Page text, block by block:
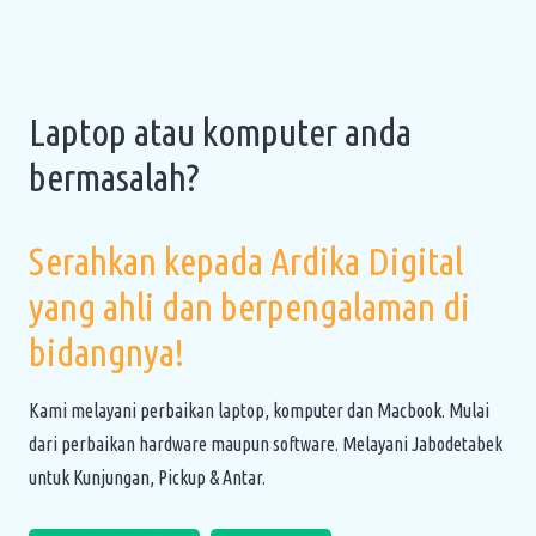
Laptop atau komputer anda
bermasalah?
Serahkan kepada Ardika Digital
yang ahli dan berpengalaman di
bidangnya!
Kami melayani perbaikan laptop, komputer dan Macbook. Mulai
dari perbaikan hardware maupun software. Melayani Jabodetabek
untuk Kunjungan, Pickup & Antar.